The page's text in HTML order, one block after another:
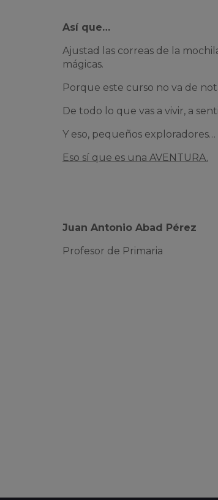
Así que…
Ajustad las correas de la
mágicas.
Porque este curso no va de
De todo lo que vas a vivir, a
Y eso, pequeños exploradores…
Eso sí que es una AVENTURA.
Juan Antonio Abad Pérez
Profesor de Primaria